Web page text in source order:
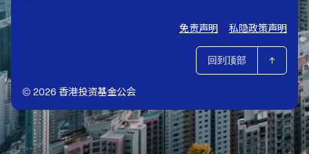
© 2026 香港投资基金公会
免责声明 私隐政策声明
回到顶部